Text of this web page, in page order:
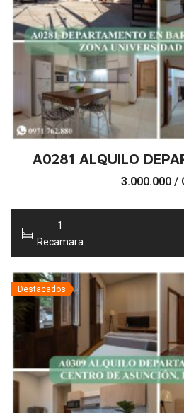
A0281 ALQUILO
3.000.000 /
1
Recamara
Destacados